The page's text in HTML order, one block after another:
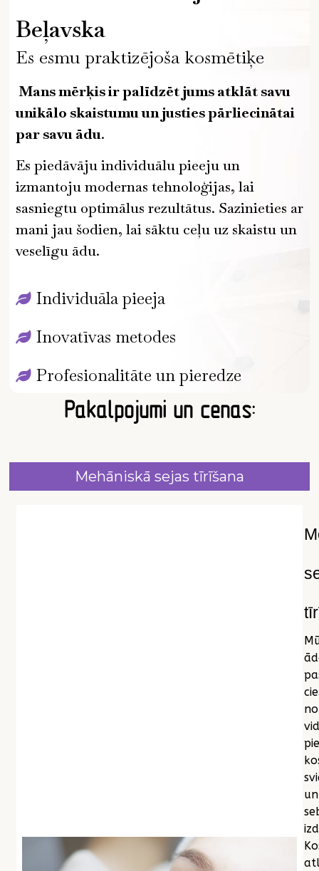
Beļavska
Es esmu praktizējoša kosmētiķe
Mans mērķis ir palīdzēt jums atklāt savu
unikālo skaistumu un justies pārliecinātai
par savu ādu.
Es piedāvāju individuālu pieeju un
izmantoju modernas tehnoloģijas, lai
sasniegtu optimālus rezultātus. Sazinieties ar
mani jau šodien, lai sāktu ceļu uz skaistu un
veselīgu ādu.
Individuāla pieeja
Inovatīvas metodes
Profesionalitāte un pieredze
Pakalpojumi un cenas:
Mehāniskā sejas tīrīšana
no
un